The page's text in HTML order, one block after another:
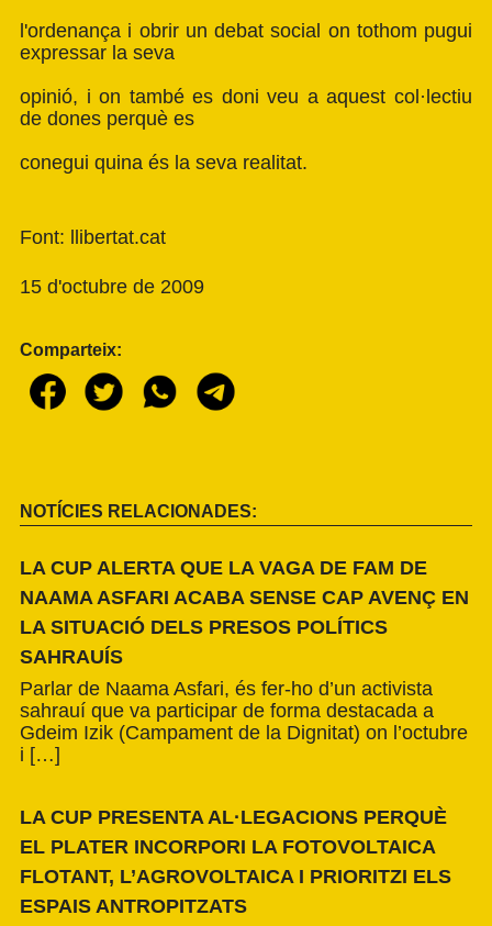
l'ordenança i obrir un debat social on tothom pugui
expressar la seva
opinió, i on també es doni veu a aquest col·lectiu
de dones perquè es
conegui quina és la seva realitat.
Font: llibertat.cat
15 d'octubre de 2009
Comparteix:
NOTÍCIES RELACIONADES:
LA CUP ALERTA QUE LA VAGA DE FAM DE
NAAMA ASFARI ACABA SENSE CAP AVENÇ EN
LA SITUACIÓ DELS PRESOS POLÍTICS
SAHRAUÍS
Parlar de Naama Asfari, és fer-ho d’un activista
sahrauí que va participar de forma destacada a
Gdeim Izik (Campament de la Dignitat) on l’octubre
i […]
LA CUP PRESENTA AL·LEGACIONS PERQUÈ
EL PLATER INCORPORI LA FOTOVOLTAICA
FLOTANT, L’AGROVOLTAICA I PRIORITZI ELS
ESPAIS ANTROPITZATS